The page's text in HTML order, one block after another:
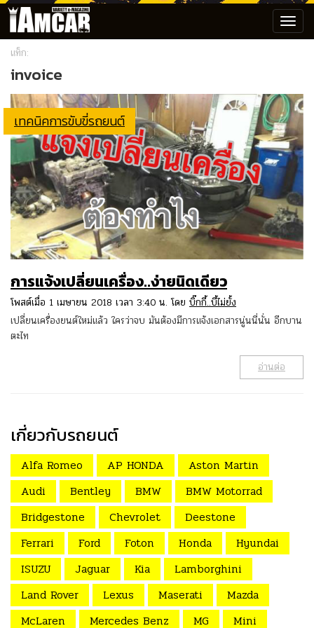
แท็ก:
invoice
เทคนิคการขับขี่รถยนต์
การแจ้งเปลี่ยนเครื่อง..ง่ายนิดเดียว
โพสต์เมื่อ 1 เมษายน 2018 เวลา 3:40 น. โดย บิ๊กกี้..บี้ไม่ยั้ง
เปลี่ยนเครื่องยนต์ใหม่แล้ว ใครว่าจบ มันต้องมีการแจ้งเอกสารนู่นนี่นั่น อีกบาน
ตะไท
อ่านต่อ
เกี่ยวกับรถยนต์
Alfa Romeo AP HONDA
Aston Martin
Audi
Bentley BMW
BMW Motorrad
Bridgestone
Chevrolet
Deestone
Ferrari
Ford Foton Honda
Hyundai
ISUZU
Jaguar Kia
Lamborghini
Land Rover
Lexus Maserati
Mazda
McLaren
Mercedes Benz MG Mini